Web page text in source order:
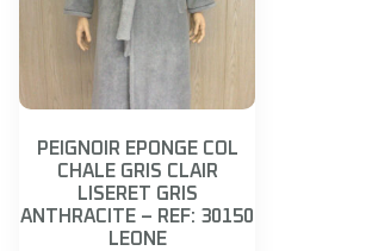
PEIGNOIR EPONGE COL
CHALE GRIS CLAIR
LISERET GRIS
ANTHRACITE – REF: 30150
LEONE